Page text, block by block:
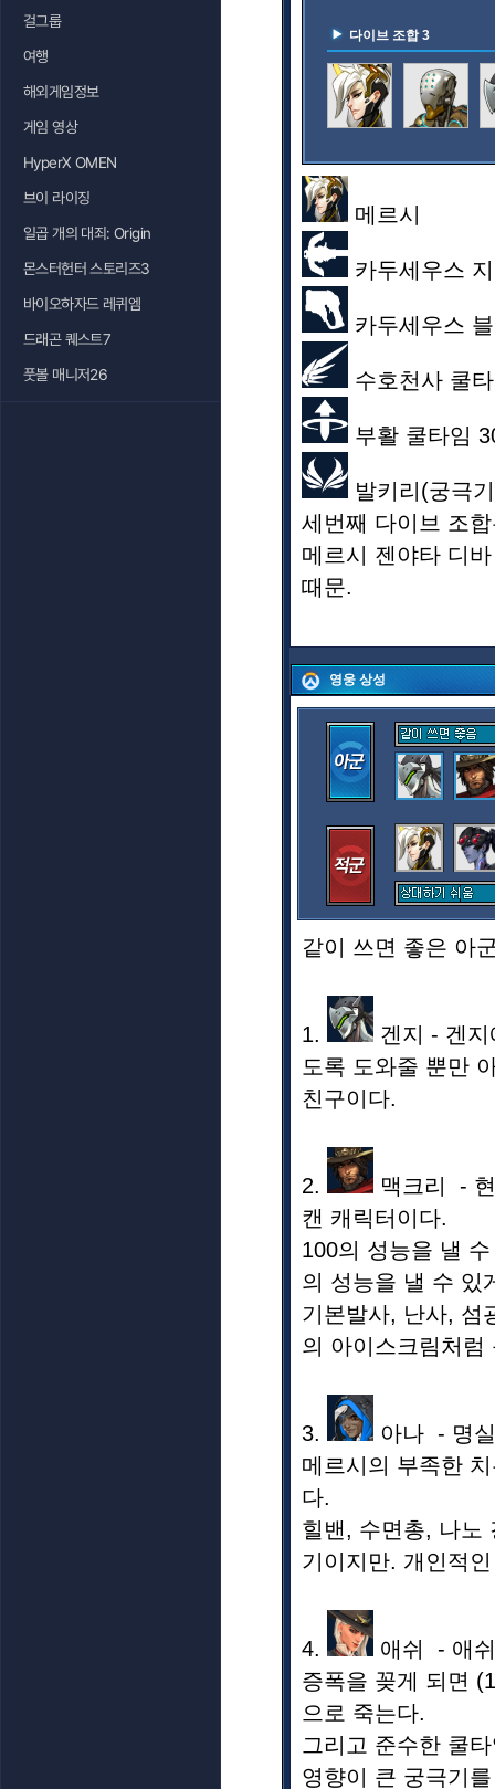
걸그룹
여행
해외게임정보
게임 영상
HyperX OMEN
브이 라이징
일곱 개의 대죄: Origin
몬스터헌터 스토리즈3
바이오하자드 레퀴엠
드래곤 퀘스트7
풋볼 매니저26
다이브 조합 3
메르시
카두세우스
카두세우스
수호천사 쿨
부활 쿨타임
발키리(궁극
세번째 다이브 조
메르시 젠야타 디
때문.
영웅 상성
같이 쓰면 좋은 아
1.
겐지 - 겐
도록 도와줄 뿐만
친구이다.
2.
맥크리 -
캔 캐릭터이다.
100의 성능을 낼
의 성능을 낼 수 있
기본발사, 난사, 섬
의 아이스크림처럼
3.
아나 - 명
메르시의 부족한
다.
힐밴, 수면총, 나노
기이지만. 개인적
4.
애쉬 - 애
증폭을 꽂게 되면
으로 죽는다.
그리고 준수한 쿨
영향이 큰 궁극기